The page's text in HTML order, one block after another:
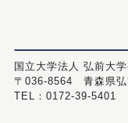
国立大学法人 弘前大
〒036-8564 青森県弘
TEL：0172-39-5401